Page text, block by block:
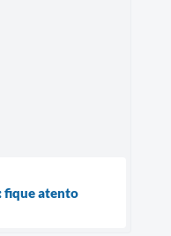
fique atento